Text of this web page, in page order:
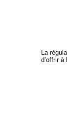
La
d’offrir